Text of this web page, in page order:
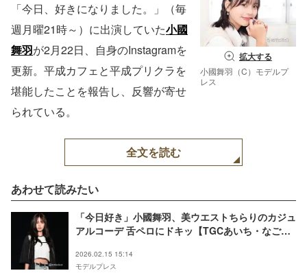
拡大する
小國舞羽（C）モデルプ
レス
「今日、好きになりました。」（毎
週月曜21時～）に出演していた小國
舞羽が2月22日、自身のInstagramを
更新。平成カフェと平成プリクラを
堪能したことを報告し、反響が寄せ
られている。
全文を読む
あわせて読みたい
「今日好き」小國舞羽、美ウエストちらりのカジュ
アルコーデ 舌ペロにドキッ【TGCあいち・なごや
2026.02.15 15:14
モデルプレス